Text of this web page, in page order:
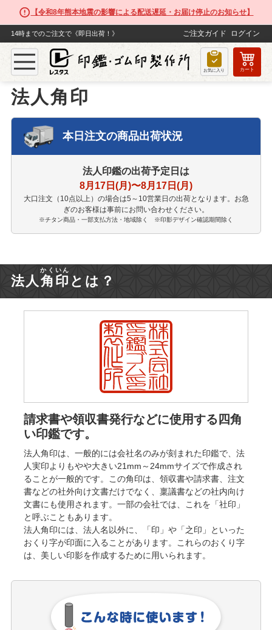
【令和8年熊本地震の影響による配送遅延・お届け停止のお知らせ】
14時までのご注文で《即日出荷！》 ご注文ガイド ログイン
お気に入り カート
TOP 法人印鑑
法人角印
本日注文の商品出荷状況
法人印鑑の出荷予定日は
8月17日(月)〜8月17日(月)
大口注文（10点以上）の場合は5～10営業日の出荷となります。お急
ぎのお客様は事前にお問い合わせください。
※️チタン商品・一部支払方法・地域除く ※印影デザイン確認期間除く
法人角印
かくいん
とは？
請求書や領収書発行などに使用する四角
い印鑑です。
法人角印は、一般的には会社名のみが刻まれた印鑑で、法
人実印よりもやや大きい21mm～24mmサイズで作成され
ることが一般的です。この角印は、領収書や請求書、注文
書などの社外向け文書だけでなく、稟議書などの社内向け
文書にも使用されます。一部の会社では、これを「社印」
と呼ぶこともあります。
法人角印には、法人名以外に、「印」や「之印」といった
おくり字が印面に入ることがあります。これらのおくり字
は、美しい印影を作成するために用いられます。